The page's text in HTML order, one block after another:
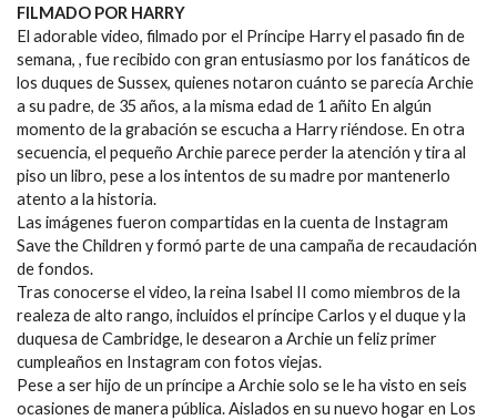
FILMADO POR HARRY
El adorable video, filmado por el Príncipe Harry el pasado fin de
semana, , fue recibido con gran entusiasmo por los fanáticos de
los duques de Sussex, quienes notaron cuánto se parecía Archie
a su padre, de 35 años, a la misma edad de 1 añito En algún
momento de la grabación se escucha a Harry riéndose. En otra
secuencia, el pequeño Archie parece perder la atención y tira al
piso un libro, pese a los intentos de su madre por mantenerlo
atento a la historia.
Las imágenes fueron compartidas en la cuenta de Instagram
Save the Children y formó parte de una campaña de recaudación
de fondos.
Tras conocerse el video, la reina Isabel II como miembros de la
realeza de alto rango, incluidos el príncipe Carlos y el duque y la
duquesa de Cambridge, le desearon a Archie un feliz primer
cumpleaños en Instagram con fotos viejas.
Pese a ser hijo de un príncipe a Archie solo se le ha visto en seis
ocasiones de manera pública. Aislados en su nuevo hogar en Los